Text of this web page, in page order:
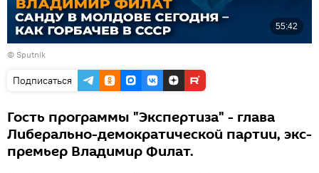
© Sputnik
Подписаться
Гость программы "Экспертиза" - глава
Либерально-демократической партии, экс-
премьер Владимир Филат.